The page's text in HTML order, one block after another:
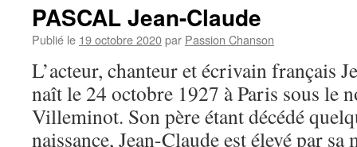
PASCAL Jean-Claude
Publié le 19 octobre 2020par Passion Chanson
L’acteur, chanteur et écrivain français
naît le 24 octobre 1927 à Paris sous le
Villeminot. Son père étant décédé
naissance, Jean-Claude est élevé par